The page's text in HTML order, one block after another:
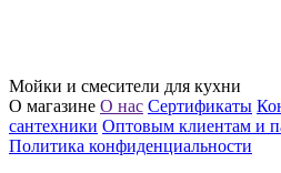
Мойки и смесители для кухни
О магазине О нас Сертификаты
сантехники Оптовым клиентам и
Политика конфиденциальности